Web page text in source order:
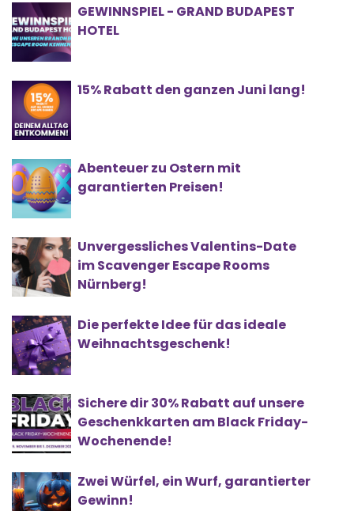
GEWINNSPIEL - GRAND BUDAPEST
HOTEL
15% Rabatt den ganzen Juni lang!
Abenteuer zu Ostern mit
garantierten Preisen!
Unvergessliches Valentins-Date
im Scavenger Escape Rooms
Nürnberg!
Die perfekte Idee für das ideale
Weihnachtsgeschenk!
Sichere dir 30% Rabatt auf unsere
Geschenkkarten am Black Friday-
Wochenende!
Zwei Würfel, ein Wurf, garantierter
Gewinn!